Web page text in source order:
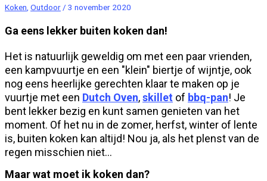
Koken Outdoor / 3 november 2020
Ga eens lekker buiten koken dan!
Het is natuurlijk geweldig om met een paar vrienden,
een kampvuurtje en een "klein" biertje of wijntje, ook
nog eens heerlijke gerechten klaar te maken op je
vuurtje met een Dutch Oven,skillet of bbq-pan! Je
bent lekker bezig en kunt samen genieten van het
moment. Of het nu in de zomer, herfst, winter of lente
is, buiten koken kan altijd! Nou ja, als het plenst van de
regen misschien niet...
Maar wat moet ik koken dan?